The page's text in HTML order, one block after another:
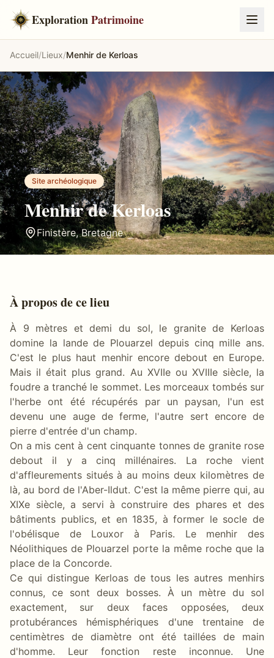
ExplorationPatrimoine
Accueil/Lieux/Menhir de Kerloas
Site archéologique
Menhir de Kerloas
Finistère,Bretagne
À propos de ce lieu
À 9 mètres et demi du sol, le granite de Kerloas
domine la lande de Plouarzel depuis cinq mille ans.
C'est le plus haut menhir encore debout en Europe.
Mais il était plus grand. Au XVIIe ou XVIIIe siècle, la
foudre a tranché le sommet. Les morceaux tombés sur
l'herbe ont été récupérés par un paysan, l'un est
devenu une auge de ferme, l'autre sert encore de
pierre d'entrée d'un champ.
On a mis cent à cent cinquante tonnes de granite rose
debout il y a cinq millénaires. La roche vient
d'affleurements situés à au moins deux kilomètres de
là, au bord de l'Aber-Ildut. C'est la même pierre qui, au
XIXe siècle, a servi à construire des phares et des
bâtiments publics, et en 1835, à former le socle de
l'obélisque de Louxor à Paris. Le menhir des
Néolithiques de Plouarzel porte la même roche que la
place de la Concorde.
Ce qui distingue Kerloas de tous les autres menhirs
connus, ce sont deux bosses. À un mètre du sol
exactement, sur deux faces opposées, deux
protubérances hémisphériques d'une trentaine de
centimètres de diamètre ont été taillées de main
d'homme. Leur fonction reste inconnue. Une